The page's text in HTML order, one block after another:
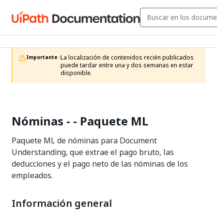
Importante :La localización de contenidos recién publicados
puede tardar entre una y dos semanas en estar
disponible.
Nóminas - - Paquete ML
Paquete ML de nóminas para Document
Understanding, que extrae el pago bruto, las
deducciones y el pago neto de las nóminas de los
empleados.
Información general